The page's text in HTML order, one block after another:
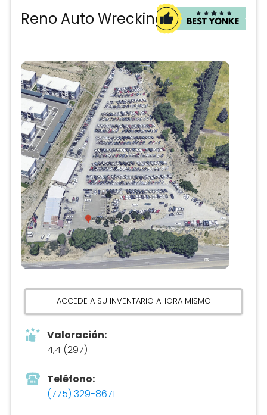
reputación. Aquí encontrarás la ubicación
más cercana para comprar tus piezas
Anuncio
Reno Auto Wrecking
ACCEDE A SU INVENTARIO AHORA MISMO
Valoración:
4,4 (297)
Teléfono:
(775) 329-8671